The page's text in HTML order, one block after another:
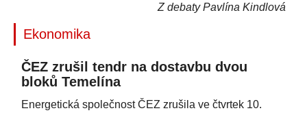
Z debaty Pavlína Kindlová
Ekonomika
ČEZ zrušil tendr na dostavbu dvou
bloků Temelína
Energetická společnost ČEZ zrušila ve čtvrtek 10.